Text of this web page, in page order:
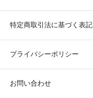
特定商取引法に基づく表記
プライバシーポリシー
お問い合わせ